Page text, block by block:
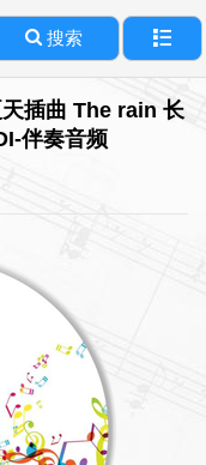
搜索
插曲 The rain 长
伴奏音频